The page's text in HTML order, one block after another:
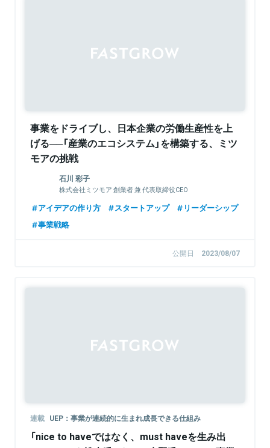
事業をドライブし、日本企業の労働生産性を上
げる──「産業のエコシステム」を構築する、ミツ
モアの挑戦
石川 彩子
株式会社ミツモア 創業者 兼 代表取締役CEO
アイデアの作り方 スタートアップ
リーダーシップ
事業戦略
公開日 2023/08/07
連載 UEP：事業が連続的に生まれ成長できる仕組み
「nice to haveではなく、must haveを生み出